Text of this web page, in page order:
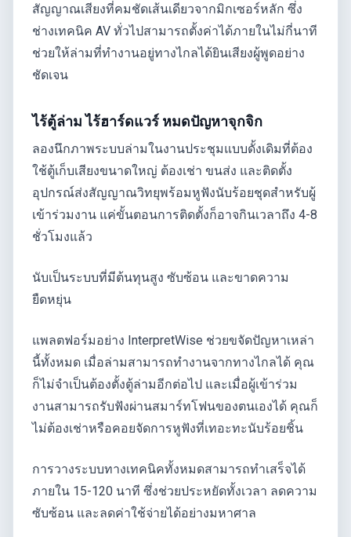
สัญญาณเสียงที่คมชัดเส้นเดียวจากมิกเซอร์หลัก ซึ่ง
ช่างเทคนิค AV ทั่วไปสามารถตั้งค่าได้ภายในไม่กี่นาที
ช่วยให้ล่ามที่ทำงานอยู่ทางไกลได้ยินเสียงผู้พูดอย่าง
ชัดเจน
ไร้ตู้ล่าม ไร้ฮาร์ดแวร์ หมดปัญหาจุกจิก
ลองนึกภาพระบบล่ามในงานประชุมแบบดั้งเดิมที่ต้อง
ใช้ตู้เก็บเสียงขนาดใหญ่ ต้องเช่า ขนส่ง และติดตั้ง
อุปกรณ์ส่งสัญญาณวิทยุพร้อมหูฟังนับร้อยชุดสำหรับผู้
เข้าร่วมงาน แค่ขั้นตอนการติดตั้งก็อาจกินเวลาถึง 4-8
ชั่วโมงแล้ว
นับเป็นระบบที่มีต้นทุนสูง ซับซ้อน และขาดความ
ยืดหยุ่น
แพลตฟอร์มอย่าง InterpretWise ช่วยขจัดปัญหาเหล่า
นี้ทั้งหมด เมื่อล่ามสามารถทำงานจากทางไกลได้ คุณ
ก็ไม่จำเป็นต้องตั้งตู้ล่ามอีกต่อไป และเมื่อผู้เข้าร่วม
งานสามารถรับฟังผ่านสมาร์ทโฟนของตนเองได้ คุณก็
ไม่ต้องเช่าหรือคอยจัดการหูฟังที่เทอะทะนับร้อยชิ้น
การวางระบบทางเทคนิคทั้งหมดสามารถทำเสร็จได้
ภายใน 15-120 นาที ซึ่งช่วยประหยัดทั้งเวลา ลดความ
ซับซ้อน และลดค่าใช้จ่ายได้อย่างมหาศาล